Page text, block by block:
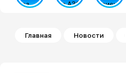
Строка навигации
Главная Новости